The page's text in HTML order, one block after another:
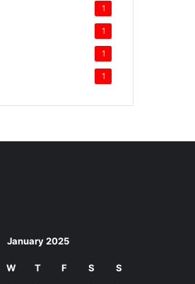
1
1
1
1
January 2025
W T F S S